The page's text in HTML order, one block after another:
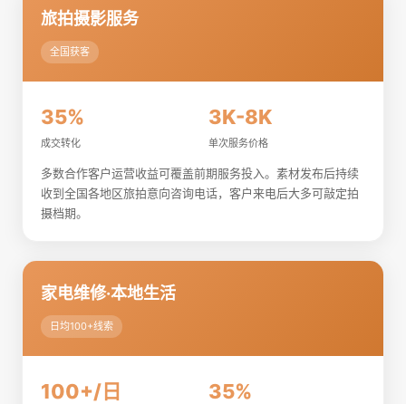
旅拍摄影服务
全国获客
35%
成交转化
3K-8K
单次服务价格
多数合作客户运营收益可覆盖前期服务投入。素材发布后持续
收到全国各地区旅拍意向咨询电话，客户来电后大多可敲定拍
摄档期。
家电维修·本地生活
日均100+线索
100+/日 35%